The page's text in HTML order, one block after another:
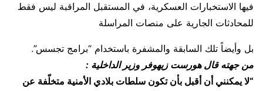
فيها الاستخبارات العسكرية، في المستقبل المراقبة ليس فقط
للمحادثات الجارية على منصات المراسلة
بل وأيضاً تلك السابقة والمشفرة باستخدام “برامج تجسس”.
من جهته قال هورست زيهوفر وزير الداخلية :
“لا يمكنني أن أقبل بأن تكون سلطات بلادي الأمنية متخلّفة عن